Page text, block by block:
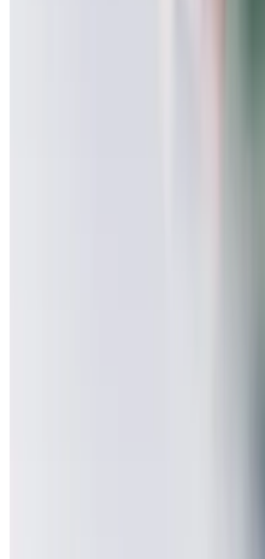
Das Audi Autohaus von Marnet
im Taunus: gut erreichbar über
Main-Gebiet. Parkplätze stehen
Verfügung – so kannst du
ist nicht weit entfernt vom
Einkaufsmöglichkeiten. Das
Bushaltestelle KVB-Klinik sehr
Was passiert mit meinem
Die Schließung des Standortes
Wo gebe ich mein
Bei deinem Verkäufer an dem